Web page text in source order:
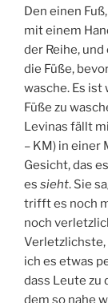
Den einen
mit einem
der Reihe,
die Füße,
wasche. Es
Füße zu
Levinas fällt
– KM) in einer
Gesicht, das
es sieht. Sie
trifft es noch
noch
Verletzlichste,
ich es etwas
dass Leute zu
dem so nahe